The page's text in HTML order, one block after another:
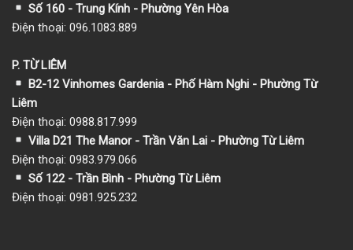
Số 160 - Trung Kính - Phường Yên Hòa
Điện thoại: 096.1083.889
P. TỪ LIÊM
B2-12 Vinhomes Gardenia - Phố Hàm Nghi - Phường Từ
Liêm
Điện thoại: 0988.817.999
Villa D21 The Manor - Trần Văn Lai - Phường Từ Liêm
Điện thoại: 0983.979.066
Số 122 - Trần Bình - Phường Từ Liêm
Điện thoại: 0981.925.232